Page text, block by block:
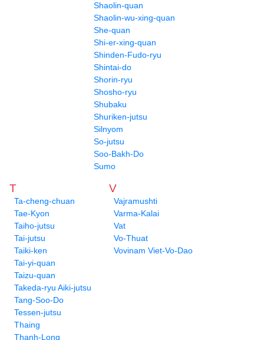
Shaolin-quan
Shaolin-wu-xing-quan
She-quan
Shi-er-xing-quan
Shinden-Fudo-ryu
Shintai-do
Shorin-ryu
Shosho-ryu
Shubaku
Shuriken-jutsu
Silnyom
So-jutsu
Soo-Bakh-Do
Sumo
T
Ta-cheng-chuan
Tae-Kyon
Taiho-jutsu
Tai-jutsu
Taiki-ken
Tai-yi-quan
Taizu-quan
Takeda-ryu Aiki-jutsu
Tang-Soo-Do
Tessen-jutsu
Thaing
Thanh-Long
V
Vajramushti
Varma-Kalai
Vat
Vo-Thuat
Vovinam Viet-Vo-Dao